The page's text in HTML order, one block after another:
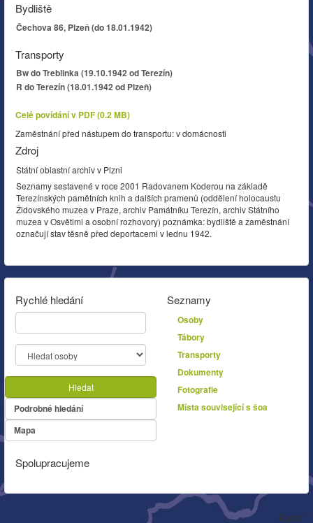
Bydliště
Čechova 86, Plzeň (do 18.01.1942)
Transporty
Bw do Treblinka (19.10.1942 od Terezín)
R do Terezín (18.01.1942 od Plzeň)
Celé povídání v PDF (0.2 MB)
Zaměstnání před nástupem do transportu: v domácnosti
Zdroj
Státní oblastní archiv v Plzni
Seznamy sestavené v roce 2001 Radovanem Koderou na základě
Terezínských pamětních knih a dalších pramenů (oddělení holocaustu
Židovského muzea v Praze, archiv Památníku Terezín, archiv Státního
muzea v Osvětimi a osobní rozhovory) poznámka: bydliště a zaměstnání
označují stav těsně před deportacemi v lednu 1942.
Rychlé hledání
Hledat
Podrobné hledání
Mapa
Seznamy
Osoby
Tábory
Transporty
Dokumenty
Fotografie
Místa související s šoa
Spolupracujeme
Autor